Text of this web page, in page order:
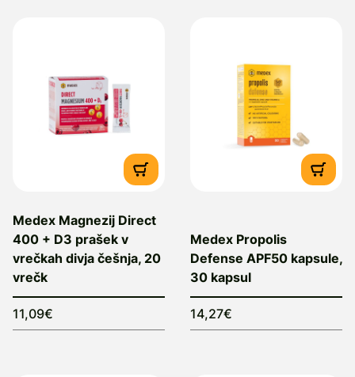
proizvajalcev prehranskih dopolnil na
osnovi čebeljih pridelkov in drugih naravnih
sestavin.
S ponudbo naravnih, kakovostnih in varnih
prehranskih dopolnil Medex skrbi za
obdobjih.
Proizvajalec: Medex d.o.o., Linhartova
cesta 49 A, 1000 Ljubljana, Slovenija, e-
mail: info@medex.si
Dobavitelj:
Medex d.o.o., Linhartova cesta
Medex Magnezij Direct
400 + D3 prašek v
vrečkah divja češnja, 20
vrečk
11,09€
Medex Propolis
Defense APF50 kapsule,
30 kapsul
14,27€